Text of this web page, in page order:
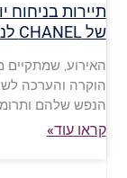
תיירות
של CHANEL לנסיעה הבאה שלכם?
האירוע, שמתקיים
הוקרה והערכה
הנפש שלהם
קראו עוד»